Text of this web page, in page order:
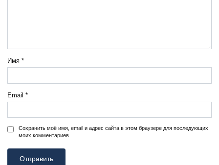
Имя *
Email *
Сохранить моё имя, email и адрес сайта в этом браузере для последующих
моих комментариев.